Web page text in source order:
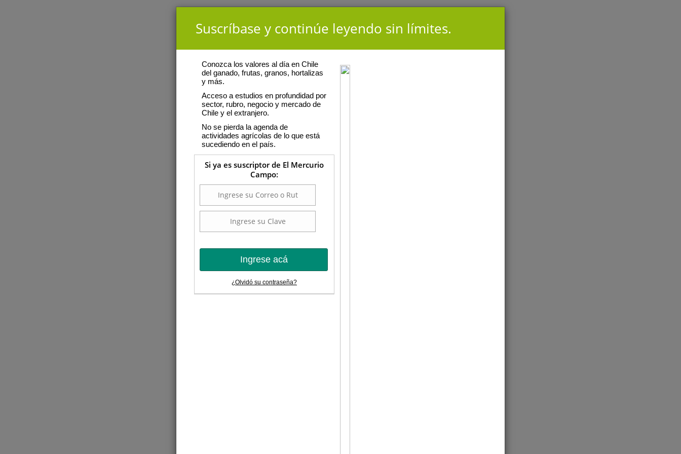
Suscríbase y continúe leyendo sin límites.
Conozca los valores al día en Chile
del ganado, frutas, granos, hortalizas
y más.
Acceso a estudios en profundidad por
sector, rubro, negocio y mercado de
Chile y el extranjero.
No se pierda la agenda de
actividades agrícolas de lo que está
sucediendo en el país.
Si ya es suscriptor de El Mercurio
Campo:
Ingrese acá
¿Olvidó su contraseña?